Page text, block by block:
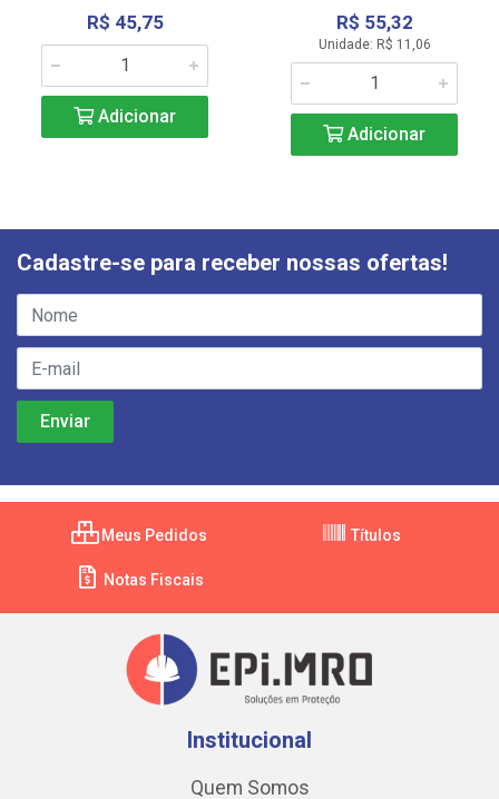
R$ 45,75
Adicionar
R$ 55,32
Unidade: R$ 11,06
Adicionar
Cadastre-se para receber nossas ofertas!
Meus Pedidos Títulos
Notas Fiscais
Institucional
Quem Somos